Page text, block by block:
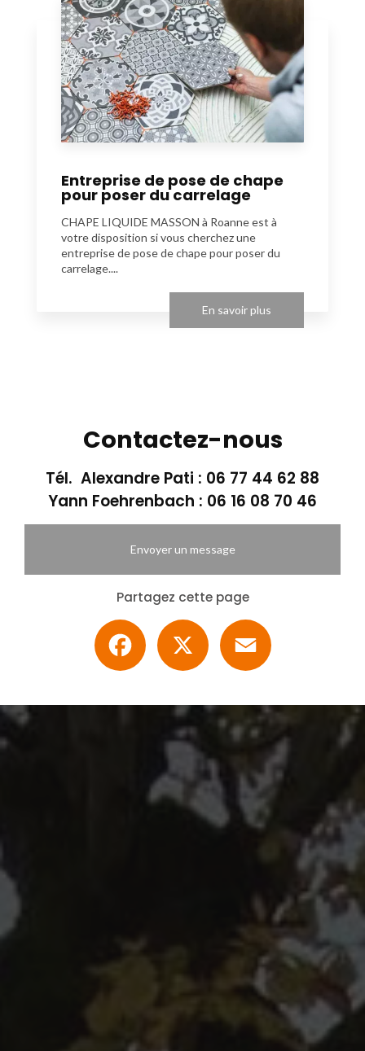
Entreprise de pose de chape
pour poser du carrelage
CHAPE LIQUIDE MASSON à Roanne est à
votre disposition si vous cherchez une
entreprise de pose de chape pour poser du
carrelage....
En savoir plus
Contactez-nous
Tél. Alexandre Pati : 06 77 44 62 88
Yann Foehrenbach : 06 16 08 70 46
Envoyer un message
Partagez cette page
Facebook